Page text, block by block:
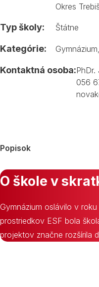
Okres
Typ školy: Štátne
Kategórie: Gymnázium
Kontaktná osoba:
056
Popisok
O škole v
Gymnázium oslávilo v
prostriedkov ESF bola
projektov značne rozšírila